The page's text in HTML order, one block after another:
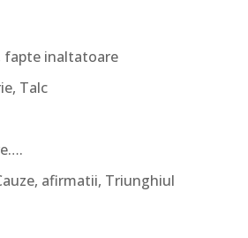
fapte inaltatoare
Talc
afirmatii, Triunghiul